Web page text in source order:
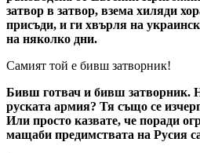
затвор в затвор, взема хиляди
присъди, и ги хвърля на
на няколко дни.
Самият той е бивш затворник!
Бивш готвач и бивш затворник.
руската армия? Тя също се
Или просто казвате, че поради
мащаби предимствата на Русия